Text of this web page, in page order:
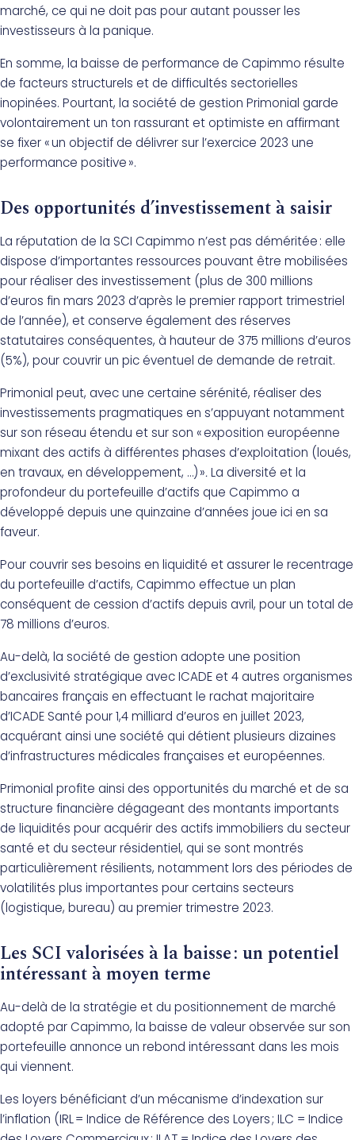
marché, ce qui ne doit pas pour autant pousser les
investisseurs à la panique.
En somme, la baisse de performance de Capimmo résulte
de facteurs structurels et de difficultés sectorielles
inopinées. Pourtant, la société de gestion Primonial garde
volontairement un ton rassurant et optimiste en affirmant
se fixer « un objectif de délivrer sur l’exercice 2023 une
performance positive ».
Des opportunités d’investissement à saisir
La réputation de la SCI Capimmo n’est pas déméritée : elle
dispose d’importantes ressources pouvant être mobilisées
pour réaliser des investissement (plus de 300 millions
d’euros fin mars 2023 d’après le premier rapport trimestriel
de l’année), et conserve également des réserves
statutaires conséquentes, à hauteur de 375 millions d’euros
(5%), pour couvrir un pic éventuel de demande de retrait.
Primonial peut, avec une certaine sérénité, réaliser des
investissements pragmatiques en s’appuyant notamment
sur son réseau étendu et sur son « exposition européenne
mixant des actifs à différentes phases d’exploitation (loués,
en travaux, en développement, …) ».La diversité et la
profondeur du portefeuille d’actifs que Capimmo a
développé depuis une quinzaine d’années joue ici en sa
faveur.
Pour couvrir ses besoins en liquidité et assurer le recentrage
du portefeuille d’actifs, Capimmo effectue un plan
conséquent de cession d’actifs depuis avril, pour un total de
78 millions d’euros.
Au-delà, la société de gestion adopte une position
d’exclusivité stratégique avec ICADE et 4 autres organismes
bancaires français en effectuant le rachat majoritaire
d’ICADE Santé pour 1,4 milliard d’euros en juillet 2023,
acquérant ainsi une société qui détient plusieurs dizaines
d’infrastructures médicales françaises et européennes.
Primonial profite ainsi des opportunités du marché et de sa
structure financière dégageant des montants importants
de liquidités pour acquérir des actifs immobiliers du secteur
santé et du secteur résidentiel, qui se sont montrés
particulièrement résilients, notamment lors des périodes de
volatilités plus importantes pour certains secteurs
(logistique, bureau) au premier trimestre 2023.
Les SCI valorisées à la baisse : un potentiel
intéressant à moyen terme
Au-delà de la stratégie et du positionnement de marché
adopté par Capimmo, la baisse de valeur observée sur son
portefeuille annonce un rebond intéressant dans les mois
qui viennent.
Les loyers bénéficiant d’un mécanisme d’indexation sur
l’inflation (IRL = Indice de Référence des Loyers ; ILC = Indice